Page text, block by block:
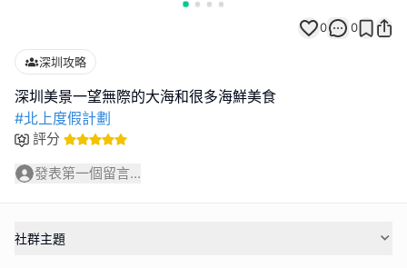
0 0
深圳攻略
#北上度假計劃
評分
發表第一個留言...
社群主題